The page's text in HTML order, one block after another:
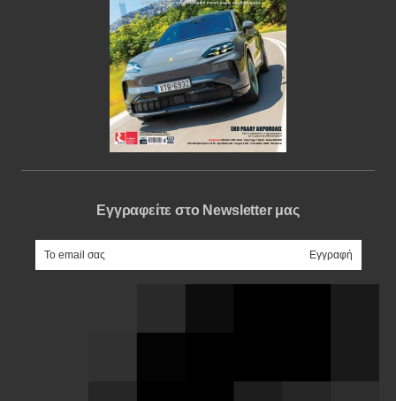
Εγγραφείτε στο Newsletter μας
e-mail